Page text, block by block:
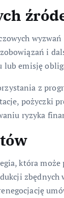
i
lub emisję
z
pożyczki
ryzyka
która